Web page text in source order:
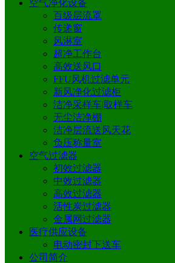
空气净化设备
百级层流罩
传递窗
风淋室
超净工作台
高效送风口
FFU风机过滤单元
新风净化过滤柜
洁净采样车|取样车
无尘洁净棚
洁净层流送风天花
负压称量室
空气过滤器
初效过滤器
中效过滤器
高效过滤器
活性炭过滤器
金属网过滤器
医疗供应设备
电动密封下送车
公司简介